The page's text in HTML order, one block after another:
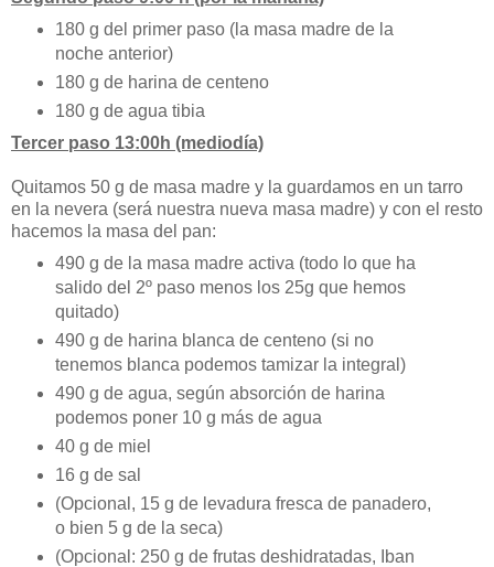
180 g del primer paso (la masa madre de la
noche anterior)
180 g de harina de centeno
180 g de agua tibia
Tercer paso 13:00h (mediodía)
Quitamos 50 g de masa madre y la guardamos en un tarro
en la nevera (será nuestra nueva masa madre) y con el resto
hacemos la masa del pan:
490 g de la masa madre activa (todo lo que ha
salido del 2º paso menos los 25g que hemos
quitado)
490 g de harina blanca de centeno (si no
tenemos blanca podemos tamizar la integral)
490 g de agua, según absorción de harina
podemos poner 10 g más de agua
40 g de miel
16 g de sal
(Opcional, 15 g de levadura fresca de panadero,
o bien 5 g de la seca)
(Opcional: 250 g de frutas deshidratadas, Iban